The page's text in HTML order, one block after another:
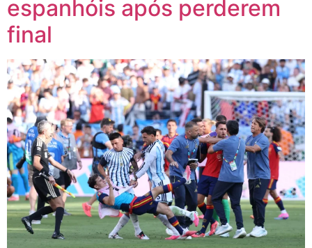
espanhóis após perderem
final